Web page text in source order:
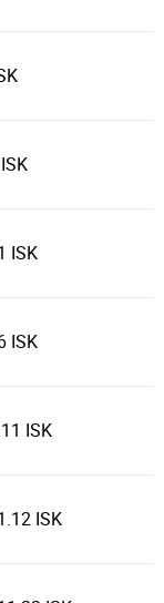
ISK
ISK
ISK
ISK